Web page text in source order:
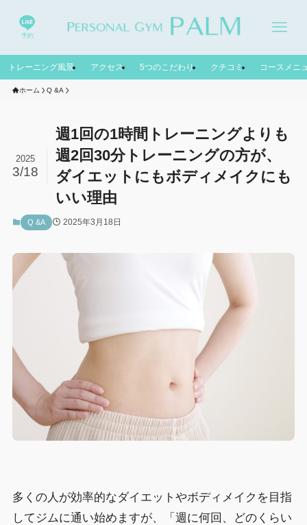
予約
トレーニング風景 アクセス 5つのこだわり クチコミ コースメニ
ホーム Q &A
週1回の1時間トレーニングよりも
週2回30分トレーニングの方が、
ダイエットにもボディメイクにも
いい理由
2025
3/18
Q &A 2025年3月18日
多くの人が効率的なダイエットやボディメイクを目指
してジムに通い始めますが、「週に何回、どのくらい